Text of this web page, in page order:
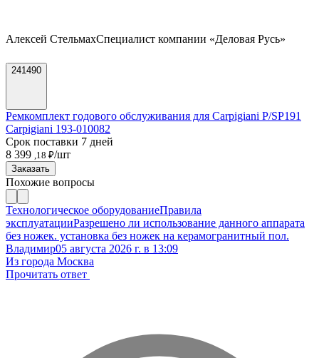
Алексей СтельмахСпециалист компании «Деловая Русь»
241490
Ремкомплект годового обслуживания для Carpigiani P/SP191
Carpigiani 193-010082
Срок поставки 7 дней
8 399 ,18 ₽/шт
Заказать
Похожие вопросы
Технологическое оборудованиеПравила
эксплуатацииРазрешено ли использование данного аппарата
без ножек. установка без ножек на керамогранитный пол.
Владимир05 августа 2026 г. в 13:09
Из города Москва
Прочитать ответ